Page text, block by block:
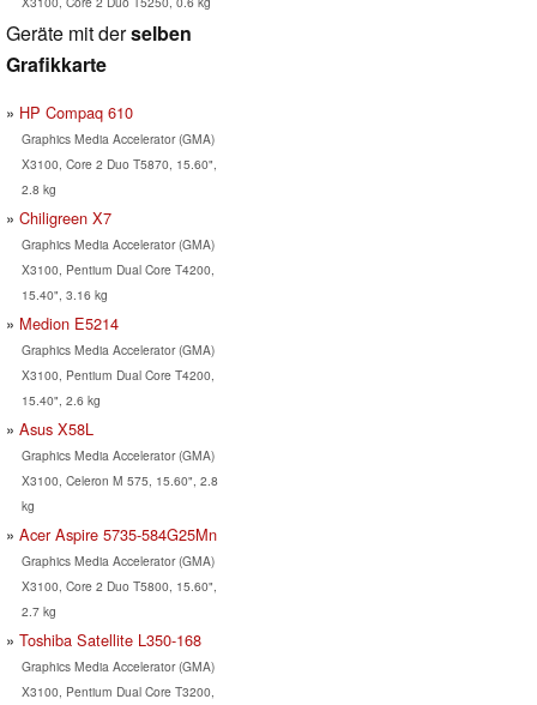
Geräte mit derselben
Grafikkarte
HP Compaq 610
Graphics Media Accelerator (GMA)
X3100, Core 2 Duo T5870, 15.60",
2.8 kg
Chiligreen X7
Graphics Media Accelerator (GMA)
X3100, Pentium Dual Core T4200,
15.40", 3.16 kg
Medion E5214
Graphics Media Accelerator (GMA)
X3100, Pentium Dual Core T4200,
15.40", 2.6 kg
Asus X58L
Graphics Media Accelerator (GMA)
X3100, Celeron M 575, 15.60", 2.8
kg
Acer Aspire 5735-584G25Mn
Graphics Media Accelerator (GMA)
X3100, Core 2 Duo T5800, 15.60",
2.7 kg
Toshiba Satellite L350-168
Graphics Media Accelerator (GMA)
X3100, Pentium Dual Core T3200,